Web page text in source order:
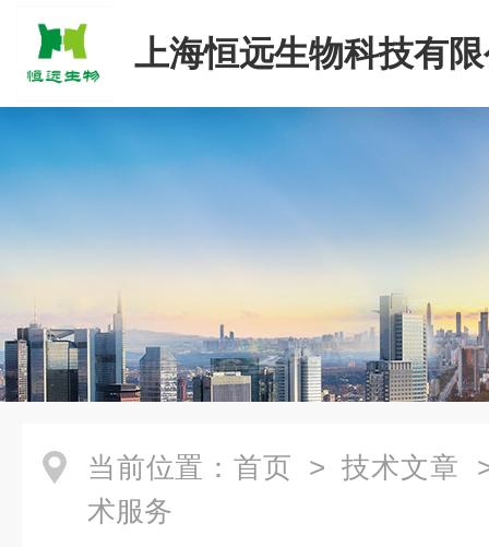
上海恒远生物科技有
当前位置： 首页 > 技术文章
术服务